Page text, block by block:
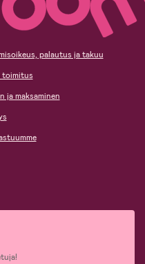
palautus ja takuu
toimitus
ja maksaminen